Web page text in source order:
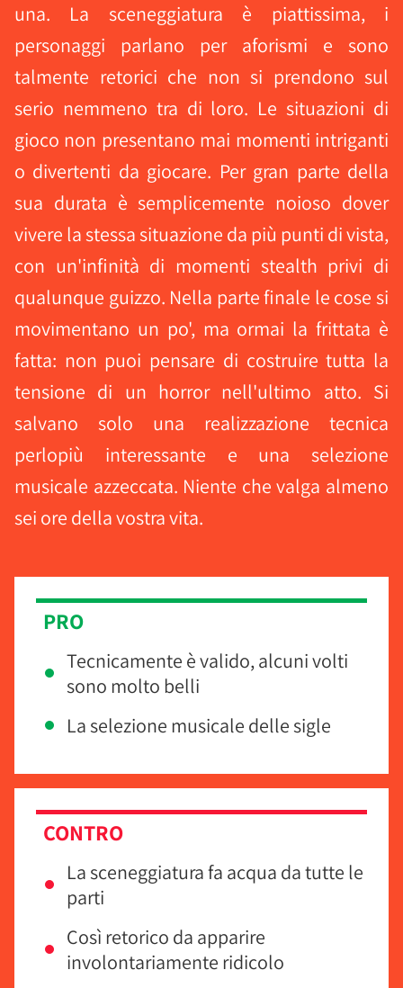
una. La sceneggiatura è piattissima, i
personaggi parlano per aforismi e sono
talmente retorici che non si prendono sul
serio nemmeno tra di loro. Le situazioni di
gioco non presentano mai momenti intriganti
o divertenti da giocare. Per gran parte della
sua durata è semplicemente noioso dover
vivere la stessa situazione da più punti di vista,
con un'infinità di momenti stealth privi di
qualunque guizzo. Nella parte finale le cose si
movimentano un po', ma ormai la frittata è
fatta: non puoi pensare di costruire tutta la
tensione di un horror nell'ultimo atto. Si
salvano solo una realizzazione tecnica
perlopiù interessante e una selezione
musicale azzeccata. Niente che valga almeno
sei ore della vostra vita.
PRO
Tecnicamente è valido, alcuni volti
sono molto belli
La selezione musicale delle sigle
CONTRO
La sceneggiatura fa acqua da tutte le
parti
Così retorico da apparire
involontariamente ridicolo